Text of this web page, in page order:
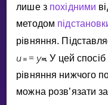
Select curriculum
Увійти
лише з похiдними
методом
рiвняння.
u″ = y‴. У цей
рiвняння нижчого
можна розв’язати